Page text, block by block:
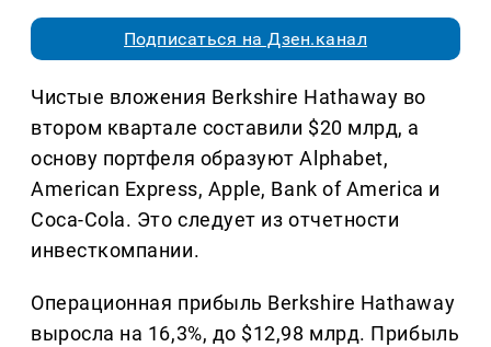
Подписаться на Дзен.канал
Чистые вложения Berkshire Hathaway во
втором квартале составили $20 млрд, а
основу портфеля образуют Alphabet,
American Express, Apple, Bank of America и
Coca-Cola. Это следует из отчетности
инвесткомпании.
Операционная прибыль Berkshire Hathaway
выросла на 16,3%, до $12,98 млрд. Прибыль